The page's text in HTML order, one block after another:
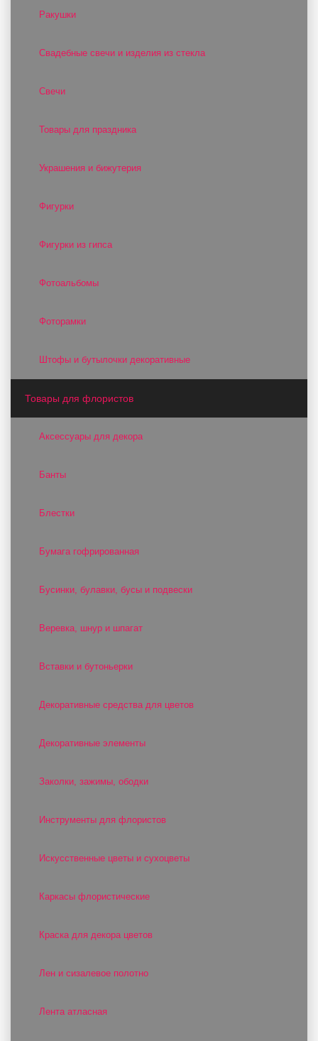
Ракушки
Свадебные свечи и изделия из стекла
Свечи
Товары для праздника
Украшения и бижутерия
Фигурки
Фигурки из гипса
Фотоальбомы
Фоторамки
Штофы и бутылочки декоративные
Товары для флористов
Аксессуары для декора
Банты
Блестки
Бумага гофрированная
Бусинки, булавки, бусы и подвески
Веревка, шнур и шпагат
Вставки и бутоньерки
Декоративные средства для цветов
Декоративные элементы
Заколки, зажимы, ободки
Инструменты для флористов
Искусственные цветы и сухоцветы
Каркасы флористические
Краска для декора цветов
Лен и сизалевое полотно
Лента атласная